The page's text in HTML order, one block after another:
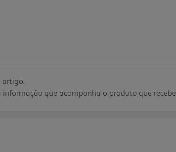
que acompanha o produto que recebe.